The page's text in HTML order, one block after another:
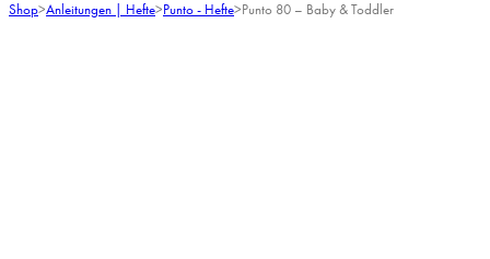
Shop>Anleitungen | Hefte>Punto - Hefte>Punto 80 – Baby & Toddler